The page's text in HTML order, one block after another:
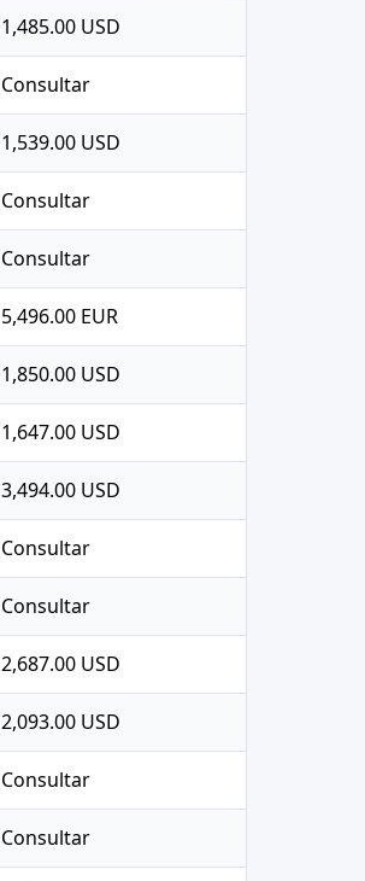
1,485.00 USD
Consultar
1,539.00 USD
Consultar
Consultar
5,496.00 EUR
1,850.00 USD
1,647.00 USD
3,494.00 USD
Consultar
Consultar
2,687.00 USD
2,093.00 USD
Consultar
Consultar